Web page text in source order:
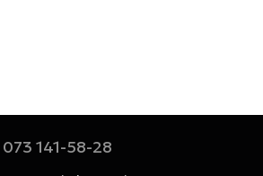
073 141-58-28